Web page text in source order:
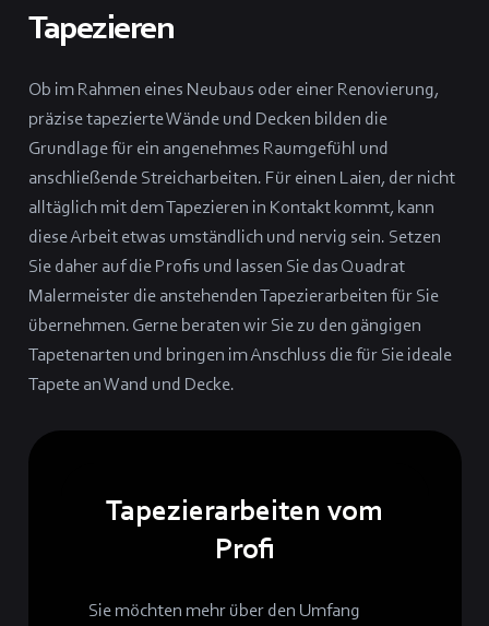
Tapezieren
Ob im Rahmen eines Neubaus oder einer Renovierung,
präzise tapezierte Wände und Decken bilden die
Grundlage für ein angenehmes Raumgefühl und
anschließende Streicharbeiten. Für einen Laien, der nicht
alltäglich mit dem Tapezieren in Kontakt kommt, kann
diese Arbeit etwas umständlich und nervig sein. Setzen
Sie daher auf die Profis und lassen Sie das Quadrat
Malermeister die anstehenden Tapezierarbeiten für Sie
übernehmen. Gerne beraten wir Sie zu den gängigen
Tapetenarten und bringen im Anschluss die für Sie ideale
Tapete an Wand und Decke.
Tapezierarbeiten vom
Profi
Sie möchten mehr über den Umfang